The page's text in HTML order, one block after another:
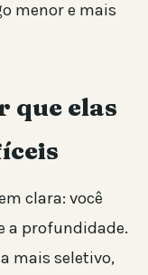
menor e mais
que elas
clara: você
a profundidade.
mais seletivo,